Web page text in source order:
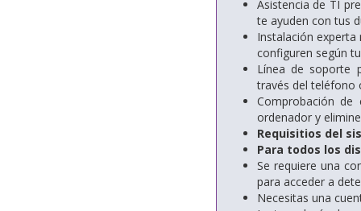
Asistencia de TI
te ayuden con tus
Instalación
configuren según
Línea de soporte
través del teléfono
Comprobación
ordenador y
Requisitios del
Para todos los
Se requiere una
para acceder a
Necesitas una